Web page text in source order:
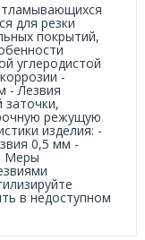
для резки
покрытий,
углеродистой
-
- Лезвия
заточки,
режущую
изделия: -
0,5 мм -
Меры
в недоступном